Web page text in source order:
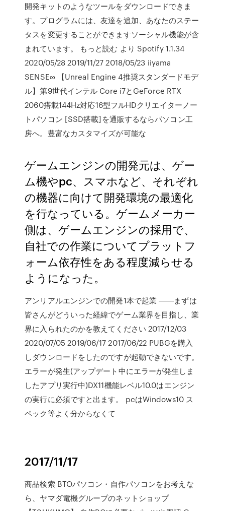
開発キットのようなツールをダウンロードできま
す。プログラムには、友達を追加、あなたのステー
タスを変更することができますソーシャル機能が含
まれています。 もっと読む より Spotify 1.1.34
2020/05/28 2019/11/27 2018/05/23 iiyama
SENSE∞ 【Unreal Engine 4推奨スタンダードモデ
ル】第9世代インテル Core i7とGeForce RTX
2060搭載144Hz対応16型フルHDクリエイターノー
トパソコン [SSD搭載]を通販するならパソコン工
房へ。豊富なカスタマイズが可能な
ゲームエンジンの開発元は、ゲー
ム機やpc、スマホなど、それぞれ
の機器に向けて開発環境の最適化
を行なっている。ゲームメーカー
側は、ゲームエンジンの採用で、
自社での作業についてプラットフ
ォーム依存性をある程度減らせる
ようになった。
アンリアルエンジンでの開発1本で起業 ――まずは
皆さんがどういった経緯でゲーム業界を目指し、業
界に入られたのかを教えてください 2017/12/03
2020/07/05 2019/06/17 2017/06/22 PUBGを購入
しダウンロードをしたのですが起動できないです。
エラーが発生(アップデート中にエラーが発生しま
したアプリ実行中)DX11機能レベル10.0はエンジン
の実行に必須ですと出ます。 pcはWindows10 ス
ペック等よく分からなくて
2017/11/17
商品検索 BTOパソコン・自作パソコンをお考えな
ら、ヤマダ電機グループのネットショップ